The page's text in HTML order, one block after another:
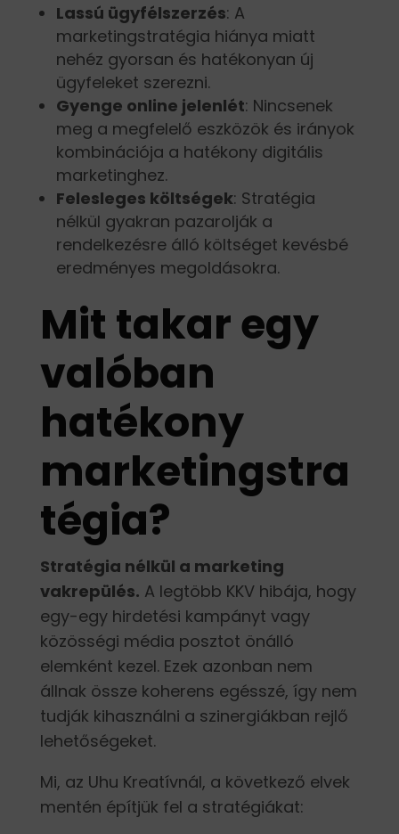
Lassú ügyfélszerzés: A
marketingstratégia hiánya miatt
nehéz gyorsan és hatékonyan új
ügyfeleket szerezni.
Gyenge online jelenlét: Nincsenek
meg a megfelelő eszközök és irányok
kombinációja a hatékony digitális
marketinghez.
Felesleges költségek: Stratégia
nélkül gyakran pazarolják a
rendelkezésre álló költséget kevésbé
eredményes megoldásokra.
Mit takar egy
valóban
hatékony
marketingstra
tégia?
Stratégia nélkül a marketing
vakrepülés. A legtöbb KKV hibája, hogy
egy-egy hirdetési kampányt vagy
közösségi média posztot önálló
elemként kezel. Ezek azonban nem
állnak össze koherens egésszé, így nem
tudják kihasználni a szinergiákban rejlő
lehetőségeket.
Mi, az Uhu Kreatívnál, a következő elvek
mentén építjük fel a stratégiákat: